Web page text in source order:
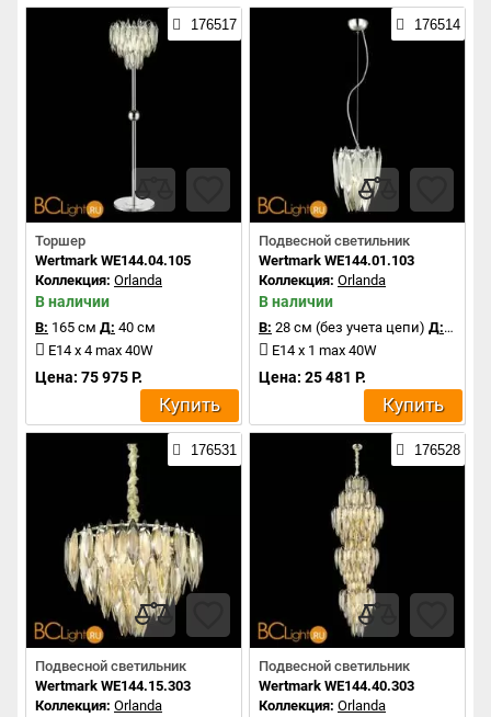
176517
Торшер
Wertmark WE144.04.105
Коллекция: Orlanda
В наличии
В: 165 см Д: 40 см
E14 x 4 max 40W
Цена: 75 975 Р.
Купить
176514
Подвесной светильник
Wertmark WE144.01.103
Коллекция: Orlanda
В наличии
В: 28 см (без учета цепи) Д:20 см
E14 x 1 max 40W
Цена: 25 481 Р.
Купить
176531
Подвесной светильник
Wertmark WE144.15.303
Коллекция: Orlanda
176528
Подвесной светильник
Wertmark WE144.40.303
Коллекция: Orlanda